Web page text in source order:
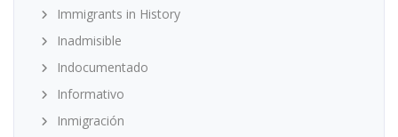
Immigrants in History
Inadmisible
Indocumentado
Informativo
Inmigración